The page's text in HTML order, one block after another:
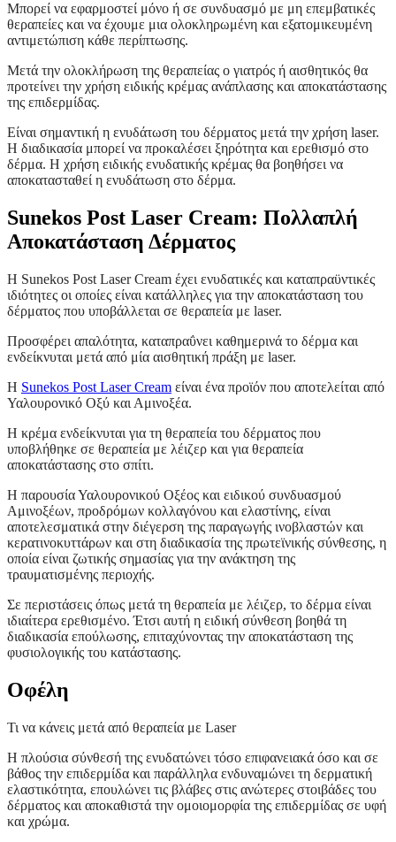
Μπορεί να εφαρμοστεί μόνο ή σε συνδυασμό με μη επεμβατικές
θεραπείες και να έχουμε μια ολοκληρωμένη και εξατομικευμένη
αντιμετώπιση κάθε περίπτωσης.
Μετά την ολοκλήρωση της θεραπείας ο γιατρός ή αισθητικός θα
προτείνει την χρήση ειδικής κρέμας ανάπλασης και αποκατάστασης
της επιδερμίδας.
Είναι σημαντική η ενυδάτωση του δέρματος μετά την χρήση laser.
Η διαδικασία μπορεί να προκαλέσει ξηρότητα και ερεθισμό στο
δέρμα. Η χρήση ειδικής ενυδατικής κρέμας θα βοηθήσει να
αποκατασταθεί η ενυδάτωση στο δέρμα.
Sunekos Post Laser Cream: Πολλαπλή
Αποκατάσταση Δέρματος
Η Sunekos Post Laser Cream έχει ενυδατικές και καταπραϋντικές
ιδιότητες οι οποίες είναι κατάλληλες για την αποκατάσταση του
δέρματος που υποβάλλεται σε θεραπεία με laser.
Προσφέρει απαλότητα, καταπραΰνει καθημερινά το δέρμα και
ενδείκνυται μετά από μία αισθητική πράξη με laser.
H Sunekos Post Laser Cream είναι ένα προϊόν που αποτελείται από
Υαλουρονικό Οξύ και Αμινοξέα.
Η κρέμα ενδείκνυται για τη θεραπεία του δέρματος που
υποβλήθηκε σε θεραπεία με λέιζερ και για θεραπεία
αποκατάστασης στο σπίτι.
Η παρουσία Υαλουρονικού Οξέος και ειδικού συνδυασμού
Αμινοξέων, προδρόμων κολλαγόνου και ελαστίνης, είναι
αποτελεσματικά στην διέγερση της παραγωγής ινοβλαστών και
κερατινοκυττάρων και στη διαδικασία της πρωτεϊνικής σύνθεσης, η
οποία είναι ζωτικής σημασίας για την ανάκτηση της
τραυματισμένης περιοχής.
Σε περιστάσεις όπως μετά τη θεραπεία με λέιζερ, το δέρμα είναι
ιδιαίτερα ερεθισμένο. Έτσι αυτή η ειδική σύνθεση βοηθά τη
διαδικασία επούλωσης, επιταχύνοντας την αποκατάσταση της
φυσιολογικής του κατάστασης.
Οφέλη
Τι να κάνεις μετά από θεραπεία με Laser
Η πλούσια σύνθεσή της ενυδατώνει τόσο επιφανειακά όσο και σε
βάθος την επιδερμίδα και παράλληλα ενδυναμώνει τη δερματική
ελαστικότητα, επουλώνει τις βλάβες στις ανώτερες στοιβάδες του
δέρματος και αποκαθιστά την ομοιομορφία της επιδερμίδας σε υφή
και χρώμα.